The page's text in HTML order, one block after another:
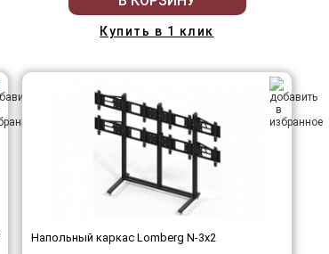
Купить в 1 клик
Напольный каркас Lomberg N-3х2